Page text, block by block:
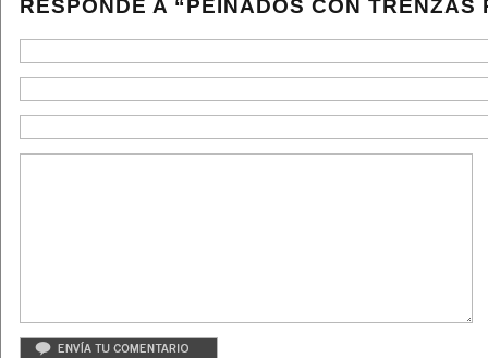
RESPONDE A “PEINADOS CON TRENZAS